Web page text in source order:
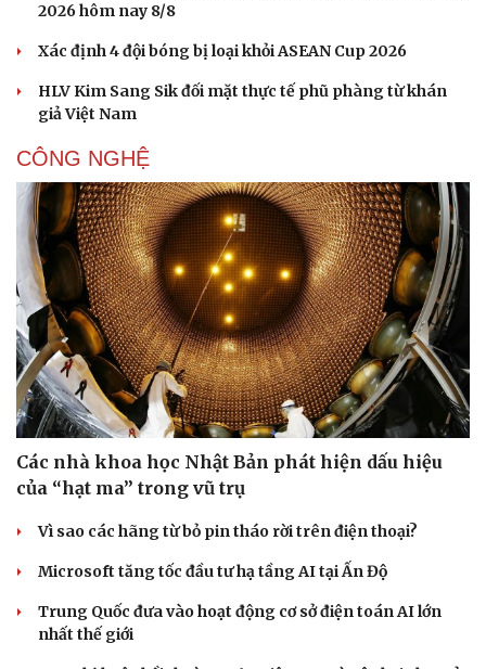
2026 hôm nay 8/8
Xác định 4 đội bóng bị loại khỏi ASEAN Cup 2026
HLV Kim Sang Sik đối mặt thực tế phũ phàng từ khán
giả Việt Nam
CÔNG NGHỆ
Các nhà khoa học Nhật Bản phát hiện dấu hiệu
của “hạt ma” trong vũ trụ
Vì sao các hãng từ bỏ pin tháo rời trên điện thoại?
Microsoft tăng tốc đầu tư hạ tầng AI tại Ấn Độ
Trung Quốc đưa vào hoạt động cơ sở điện toán AI lớn
nhất thế giới